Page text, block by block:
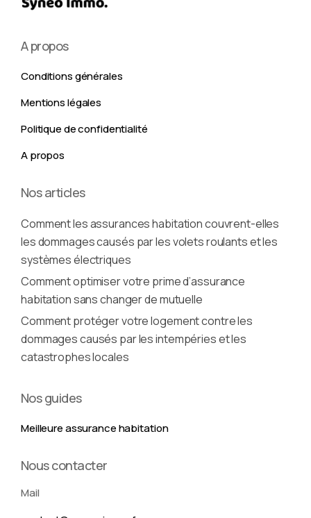
A propos
Conditions générales
Mentions légales
Politique de confidentialité
A propos
Nos articles
Comment les assurances habitation couvrent-elles
les dommages causés par les volets roulants et les
systèmes électriques
Comment optimiser votre prime d’assurance
habitation sans changer de mutuelle
Comment protéger votre logement contre les
dommages causés par les intempéries et les
catastrophes locales
Nos guides
Meilleure assurance habitation
Nous contacter
Mail